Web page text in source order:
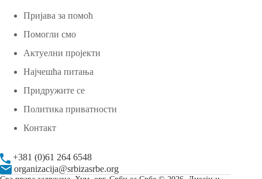
Пријава за помоћ
Помогли смо
Актуелни пројекти
Најчешћа питања
Придружите се
Политика приватности
Контакт
+381 (0)61 264 6548
organizacija@srbizasrbe.org